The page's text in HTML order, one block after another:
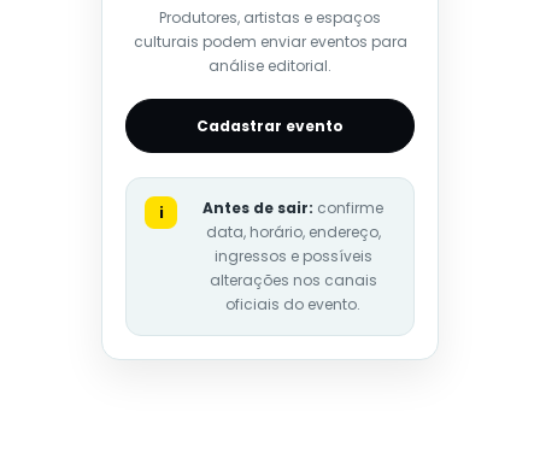
Produtores, artistas e espaços
culturais podem enviar eventos para
análise editorial.
Cadastrar evento
i Antes de sair: confirme
data, horário, endereço,
ingressos e possíveis
alterações nos canais
oficiais do evento.